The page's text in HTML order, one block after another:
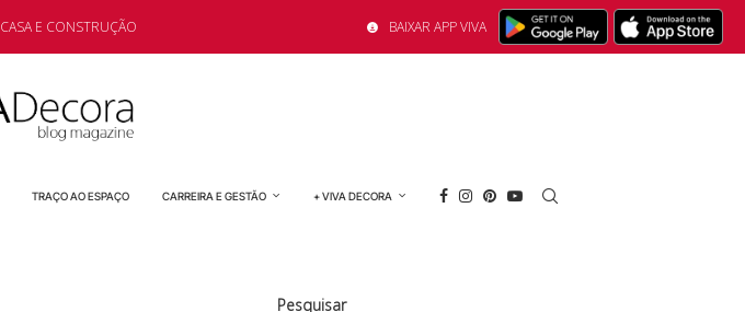
CASA E CONSTRUÇÃO BAIXAR APP VIVA
TRAÇO AO ESPAÇO CARREIRA E GESTÃO + VIVA DECORA
Pesquisar